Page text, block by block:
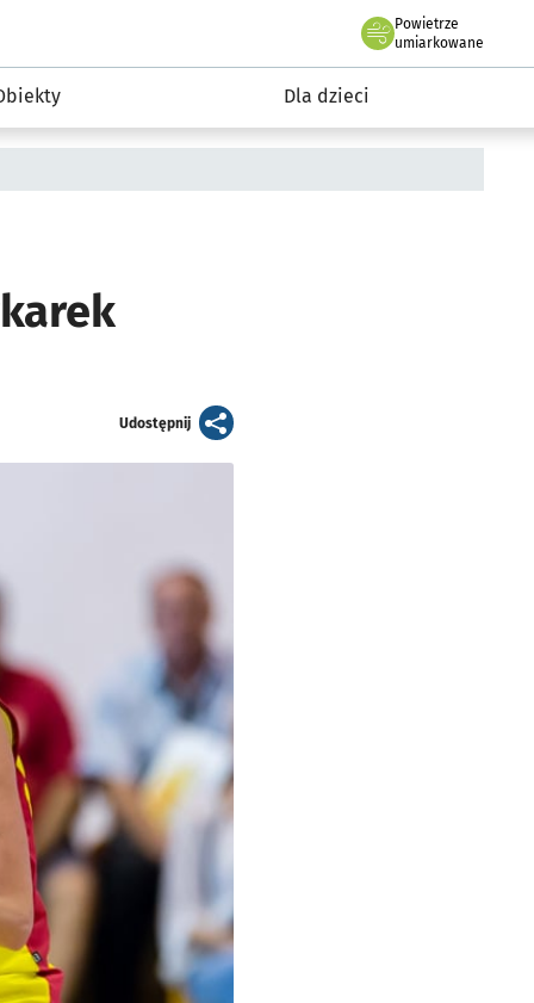
rekreacja
Powietrze
we Wrocławiu
umiarkowane
Dla dzieci
Udostępnijartykuł